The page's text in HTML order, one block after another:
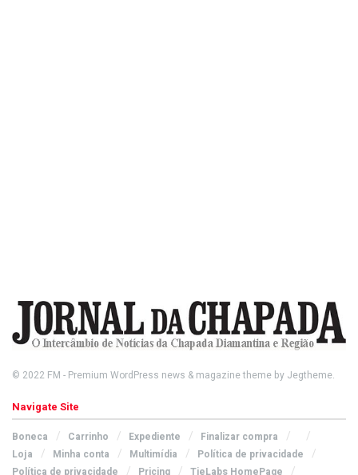
© 2022 FM - Premium WordPress news & magazine theme by Jegtheme.
Navigate Site
Boneca Carrinho Expediente
Finalizar compra
Loja
Minha conta Multimídia
Política de privacidade
Política de privacidade
Pricing TieLabs HomePage